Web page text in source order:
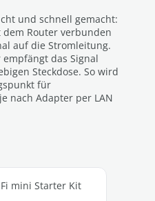
und schnell gemacht:
Router verbunden
auf die Stromleitung.
das Signal
Steckdose. So wird
für
nach Adapter per LAN